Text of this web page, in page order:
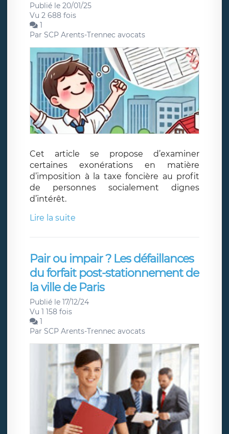
Publié le 20/01/25
Vu 2 688 fois
1
Par SCP Arents-Trennec avocats
Cet article se propose d’examiner
certaines exonérations en matière
d’imposition à la taxe foncière au profit
de personnes socialement dignes
d’intérêt.
Lire la suite
Pair ou impair ? Les défaillances
du forfait post-stationnement de
la ville de Paris
Publié le 17/12/24
Vu 1 158 fois
1
Par SCP Arents-Trennec avocats